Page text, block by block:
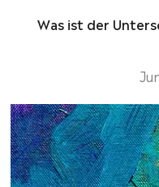
Was ist der